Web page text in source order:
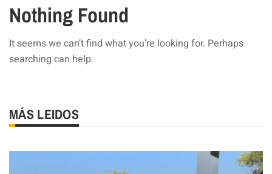
Nothing Found
It seems we can’t find what you’re looking for. Perhaps
searching can help.
MÁS LEIDOS